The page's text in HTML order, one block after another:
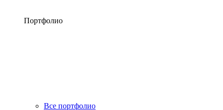
Портфолио
Все портфолио